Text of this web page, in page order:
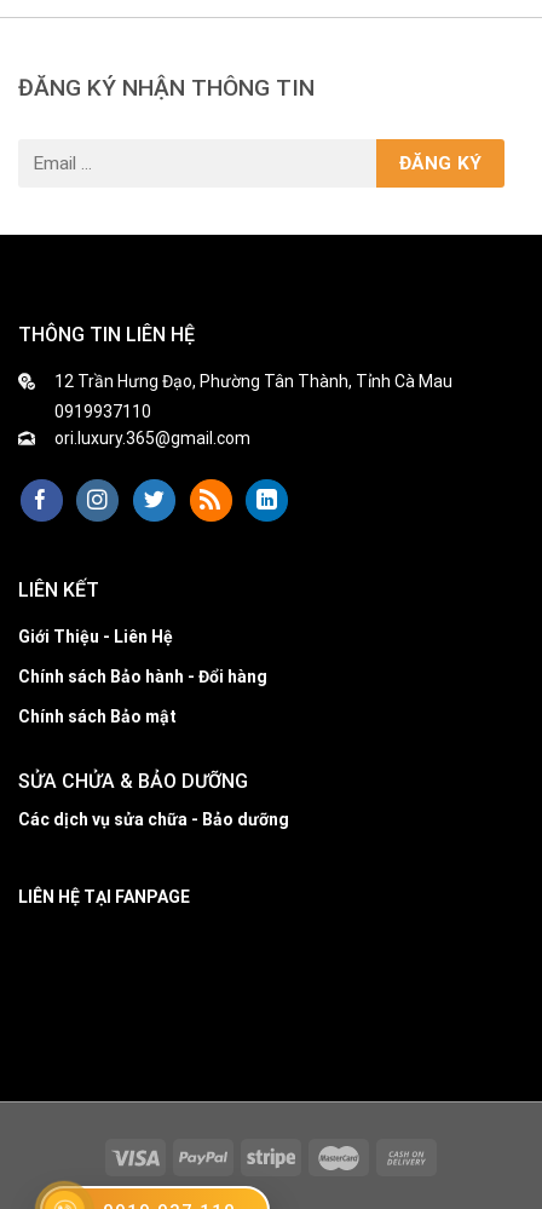
ĐĂNG KÝ NHẬN THÔNG TIN
THÔNG TIN LIÊN HỆ
12 Trần Hưng Đạo, Phường Tân Thành, Tỉnh Cà Mau
0919937110
ori.luxury.365@gmail.com
LIÊN KẾT
Giới Thiệu - Liên Hệ
Chính sách Bảo hành - Đổi hàng
Chính sách Bảo mật
SỬA CHỬA & BẢO DƯỠNG
Các dịch vụ sửa chữa - Bảo dưỡng
LIÊN HỆ TẠI FANPAGE